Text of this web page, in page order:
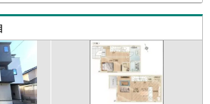
行はじめ多数の金融機関と提携/最長50年の返
意平日も夜間もご見学OK/ご自宅・最寄り
/オンライン相談OK「見るだけ」「ローン
も歓迎します他社でローンが難しいと言われ
で審査にご不安の方もご相談ください